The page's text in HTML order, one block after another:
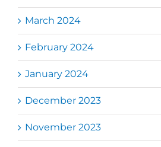
March 2024
February 2024
January 2024
December 2023
November 2023